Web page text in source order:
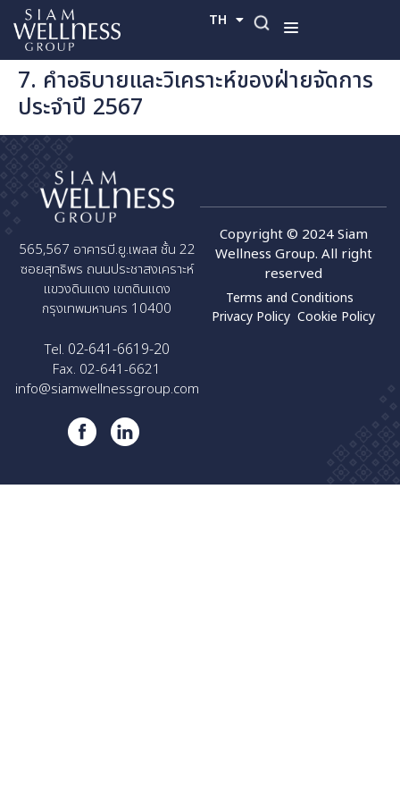
TH
EN
7. คำอธิบายและวิเคราะห์ของฝ่ายจัดการ
ประจำปี 2567
565,567 อาคารบี.ยู.เพลส ชั้น 22
ซอยสุทธิพร ถนนประชาสงเคราะห์
แขวงดินแดง เขตดินแดง
กรุงเทพมหานคร 10400
Tel. 02-641-6619-20
Fax. 02-641-6621
info@siamwellnessgroup.com
Copyright © 2024 Siam
Wellness Group. All right
reserved
Terms and Conditions
Privacy Policy Cookie Policy